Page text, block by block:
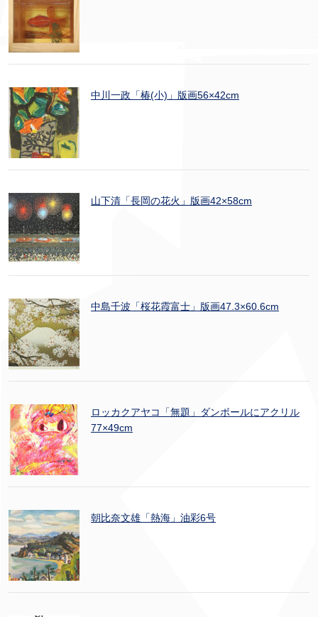
中川一政「椿(小)」版画56×42cm
山下清「長岡の花火」版画42×58cm
中島千波「桜花霞富士」版画47.3×60.6cm
ロッカクアヤコ「無題」ダンボールにアクリル
77×49cm
朝比奈文雄「熱海」油彩6号